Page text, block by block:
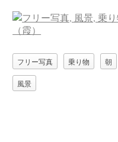
フリー写真 乗り物 朝
風景